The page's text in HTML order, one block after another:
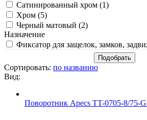
Сатинированный хром (1)
Хром (5)
Черный матовый (2)
Назначение
Фиксатор для защелок, замков,
Сортировать: по названию
Вид:
Поворотник Apecs TT-0705-8/75-